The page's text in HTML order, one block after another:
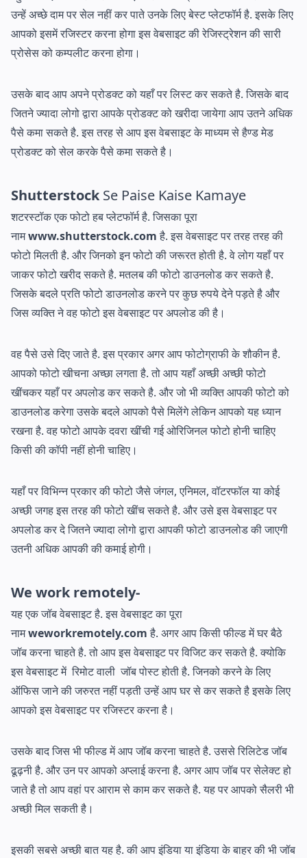
उन्हें अच्छे दाम पर सेल नहीं कर पाते उनके लिए बेस्ट प्लेटफॉर्म है. इसके लिए
आपको इसमें रजिस्टर करना होगा इस वेबसाइट की रेजिस्ट्रेशन की सारी
प्रोसेस को कम्पलीट करना होगा।
उसके बाद आप अपने प्रोडक्ट को यहाँ पर लिस्ट कर सकते है. जिसके बाद
जितने ज्यादा लोगो द्वारा आपके प्रोडक्ट को खरीदा जायेगा आप उतने अधिक
पैसे कमा सकते है. इस तरह से आप इस वेबसाइट के माध्यम से हैण्ड मेड
प्रोडक्ट को सेल करके पैसे कमा सकते है।
Shutterstock Se Paise Kaise Kamaye
शटरस्टॉक एक फोटो हब प्लेटफॉर्म है. जिसका पूरा
नामwww.shutterstock.comहै. इस वेबसाइट पर तरह तरह की
फोटो मिलती है. और जिनको इन फोटो की जरूरत होती है. वे लोग यहाँ पर
जाकर फोटो खरीद सकते है. मतलब की फोटो डाउनलोड कर सकते है.
जिसके बदले प्रति फोटो डाउनलोड करने पर कुछ रुपये देने पड़ते है और
जिस व्यक्ति ने वह फोटो इस वेबसाइट पर अपलोड की है।
वह पैसे उसे दिए जाते है. इस प्रकार अगर आप फोटोग्राफी के शौकीन है.
आपको फोटो खीचना अच्छा लगता है. तो आप यहाँ अच्छी अच्छी फोटो
खींचकर यहाँ पर अपलोड कर सकते है. और जो भी व्यक्ति आपकी फोटो को
डाउनलोड करेगा उसके बदले आपको पैसे मिलेंगे लेकिन आपको यह ध्यान
रखना है. वह फोटो आपके दवरा खींची गई ओरिजिनल फोटो होनी चाहिए
किसी की कॉपी नहीं होनी चाहिए।
यहाँ पर विभिन्न प्रकार की फोटो जैसे जंगल, एनिमल, वॉटरफॉल या कोई
अच्छी जगह इस तरह की फोटो खींच सकते है. और उसे इस वेबसाइट पर
अपलोड कर दे जितने ज्यादा लोगो द्वारा आपकी फोटो डाउनलोड की जाएगी
उतनी अधिक आपकी की कमाई होगी।
We work remotely-
यह एक जॉब वेबसाइट है. इस वेबसाइट का पूरा
नामweworkremotely.comहै. अगर आप किसी फील्ड में घर बैठे
जॉब करना चाहते है. तो आप इस वेबसाइट पर विजिट कर सकते है. क्योकि
इस वेबसाइट में रिमोट वाली जॉब पोस्ट होती है. जिनको करने के लिए
ऑफिस जाने की जरुरत नहीं पड़ती उन्हें आप घर से कर सकते है इसके लिए
आपको इस वेबसाइट पर रजिस्टर करना है।
उसके बाद जिस भी फील्ड में आप जॉब करना चाहते है. उससे रिलिटेड जॉब
ढूढ़नी है. और उन पर आपको अप्लाई करना है. अगर आप जॉब पर सेलेक्ट हो
जाते है तो आप वहां पर आराम से काम कर सकते है. यह पर आपको सैलरी भी
अच्छी मिल सकती है।
इसकी सबसे अच्छी बात यह है. की आप इंडिया या इंडिया के बाहर की भी जॉब